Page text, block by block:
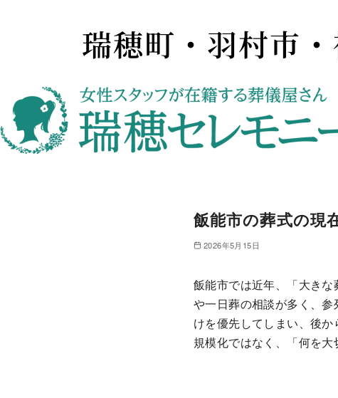
瑞穂町・羽村市
飯能市の葬式の現
2026年5月15日
飯能市では近年、「大き
や一日葬の相談が多く、
けを優先してしまい、後
規模化ではなく、「何を大